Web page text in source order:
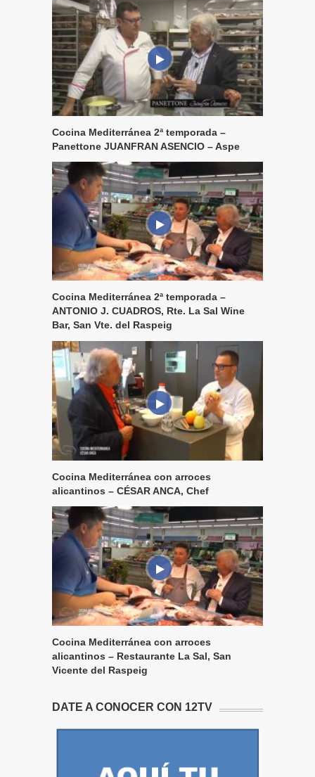
Cocina Mediterránea 2ª temporada –
Panettone JUANFRAN ASENCIO – Aspe
Cocina Mediterránea 2ª temporada –
ANTONIO J. CUADROS, Rte. La Sal Wine
Bar, San Vte. del Raspeig
Cocina Mediterránea con arroces
alicantinos – CÉSAR ANCA, Chef
Cocina Mediterránea con arroces
alicantinos – Restaurante La Sal, San
Vicente del Raspeig
DATE A CONOCER CON 12TV